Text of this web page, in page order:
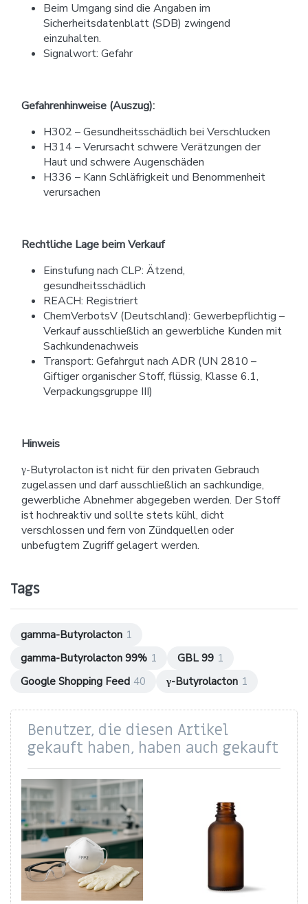
Beim Umgang sind die Angaben im
Sicherheitsdatenblatt (SDB) zwingend
einzuhalten.
Signalwort: Gefahr
Gefahrenhinweise (Auszug):
H302 – Gesundheitsschädlich bei Verschlucken
H314 – Verursacht schwere Verätzungen der
Haut und schwere Augenschäden
H336 – Kann Schläfrigkeit und Benommenheit
verursachen
Rechtliche Lage beim Verkauf
Einstufung nach CLP: Ätzend,
gesundheitsschädlich
REACH: Registriert
ChemVerbotsV (Deutschland): Gewerbepflichtig –
Verkauf ausschließlich an gewerbliche Kunden mit
Sachkundenachweis
Transport: Gefahrgut nach ADR (UN 2810 –
Giftiger organischer Stoff, flüssig, Klasse 6.1,
Verpackungsgruppe III)
Hinweis
γ-Butyrolacton ist nicht für den privaten Gebrauch
zugelassen und darf ausschließlich an sachkundige,
gewerbliche Abnehmer abgegeben werden. Der Stoff
ist hochreaktiv und sollte stets kühl, dicht
verschlossen und fern von Zündquellen oder
unbefugtem Zugriff gelagert werden.
Tags
gamma-Butyrolacton 1
gamma-Butyrolacton 99% 1 GBL 99 1
Google Shopping Feed 40 γ-Butyrolacton 1
Benutzer, die diesen Artikel
gekauft haben, haben auch gekauft